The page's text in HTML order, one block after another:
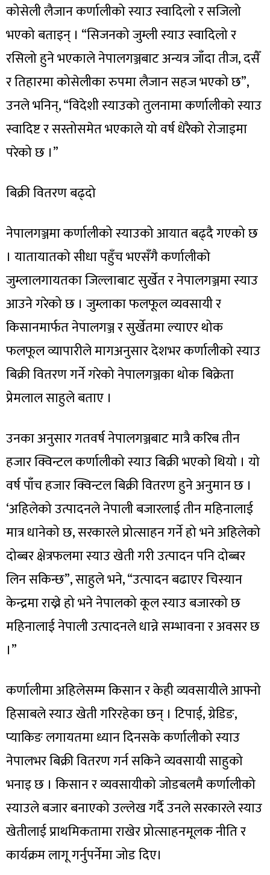
कोसेली लैजान कर्णालीको स्याउ स्वादिलो र सजिलो
भएको बताइन् । “सिजनको जुम्ली स्याउ स्वादिलो र
रसिलो हुने भएकाले नेपालगञ्जबाट अन्यत्र जाँदा तीज, दसैँ
र तिहारमा कोसेलीका रुपमा लैजान सहज भएको छ”,
उनले भनिन्, “विदेशी स्याउको तुलनामा कर्णालीको स्याउ
स्वादिष्ट र सस्तोसमेत भएकाले यो वर्ष धेरैको रोजाइमा
परेको छ ।”
बिक्री वितरण बढ्दो
नेपालगञ्जमा कर्णालीको स्याउको आयात बढ्दै गएको छ
। यातायातको सीधा पहुँच भएसँगै कर्णालीको
जुम्लालगायतका जिल्लाबाट सुर्खेत र नेपालगञ्जमा स्याउ
आउने गरेको छ । जुम्लाका फलफूल व्यवसायी र
किसानमार्फत नेपालगञ्ज र सुर्खेतमा ल्याएर थोक
फलफूल व्यापारीले मागअनुसार देशभर कर्णालीको स्याउ
बिक्री वितरण गर्ने गरेको नेपालगञ्जका थोक बिक्रेता
प्रेमलाल साहुले बताए ।
उनका अनुसार गतवर्ष नेपालगञ्जबाट मात्रै करिब तीन
हजार क्विन्टल कर्णालीको स्याउ बिक्री भएको थियो । यो
वर्ष पाँच हजार क्विन्टल बिक्री वितरण हुने अनुमान छ ।
‘अहिलेको उत्पादनले नेपाली बजारलाई तीन महिनालाई
मात्र धानेको छ, सरकारले प्रोत्साहन गर्ने हो भने अहिलेको
दोब्बर क्षेत्रफलमा स्याउ खेती गरी उत्पादन पनि दोब्बर
लिन सकिन्छ”, साहुले भने, “उत्पादन बढाएर चिस्यान
केन्द्रमा राख्ने हो भने नेपालको कूल स्याउ बजारको छ
महिनालाई नेपाली उत्पादनले धान्ने सम्भावना र अवसर छ
।”
कर्णालीमा अहिलेसम्म किसान र केही व्यवसायीले आफ्नो
हिसाबले स्याउ खेती गरिरहेका छन् । टिपाई, ग्रेडिङ,
प्याकिङ लगायतमा ध्यान दिनसके कर्णालीको स्याउ
नेपालभर बिक्री वितरण गर्न सकिने व्यवसायी साहुको
भनाइ छ । किसान र व्यवसायीको जोडबलमै कर्णालीको
स्याउले बजार बनाएको उल्लेख गर्दै उनले सरकारले स्याउ
खेतीलाई प्राथमिकतामा राखेर प्रोत्साहनमूलक नीति र
कार्यक्रम लागू गर्नुपर्नेमा जोड दिए।